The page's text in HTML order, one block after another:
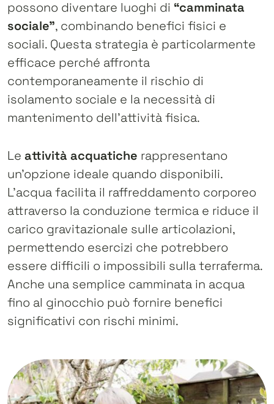
possono diventare luoghi di “camminata
sociale”, combinando benefici fisici e
sociali. Questa strategia è particolarmente
efficace perché affronta
contemporaneamente il rischio di
isolamento sociale e la necessità di
mantenimento dell’attività fisica.
Le attività acquatiche rappresentano
un’opzione ideale quando disponibili.
L’acqua facilita il raffreddamento corporeo
attraverso la conduzione termica e riduce il
carico gravitazionale sulle articolazioni,
permettendo esercizi che potrebbero
essere difficili o impossibili sulla terraferma.
Anche una semplice camminata in acqua
fino al ginocchio può fornire benefici
significativi con rischi minimi.